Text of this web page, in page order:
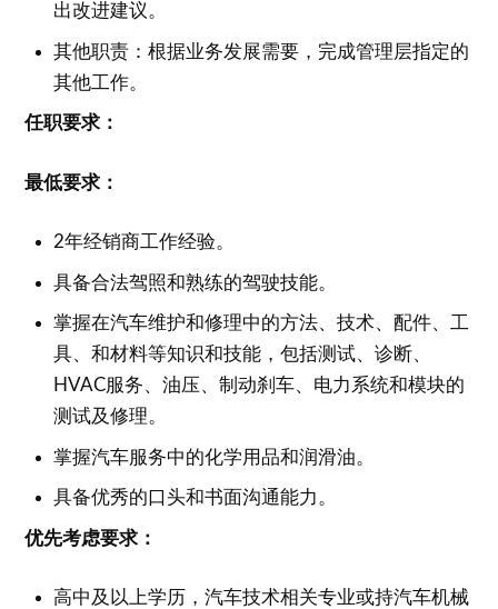
出改进建议。
其他职责：根据业务发展需要，完成管理层指定的
其他工作。
任职要求：
最低要求：
2年经销商工作经验。
具备合法驾照和熟练的驾驶技能。
掌握在汽车维护和修理中的方法、技术、配件、工
具、和材料等知识和技能，包括测试、诊断、
HVAC服务、油压、制动刹车、电力系统和模块的
测试及修理。
掌握汽车服务中的化学用品和润滑油。
具备优秀的口头和书面沟通能力。
优先考虑要求：
高中及以上学历，汽车技术相关专业或持汽车机械